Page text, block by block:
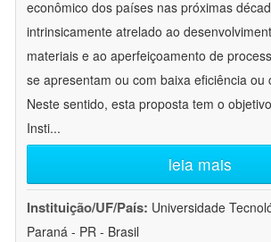
econômico dos países nas próximas
intrinsicamente atrelado ao
materiais e ao aperfeiçoamento de
se apresentam ou com baixa eficiência ou
Neste sentido, esta proposta tem o
Insti...
leia mais
Instituição/UF/País: Universidade
Paraná - PR - Brasil